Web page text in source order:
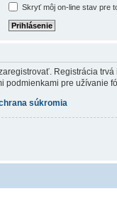
Skryť môj on-line stav pre
Registrácia
podmienkami pre užívanie
súkromia